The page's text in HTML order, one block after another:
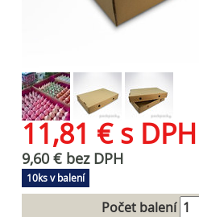
11,81 € s DPH
9,60 € bez DPH
10ks v balení
Počet balení